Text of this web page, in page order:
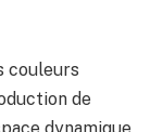
couleurs
de